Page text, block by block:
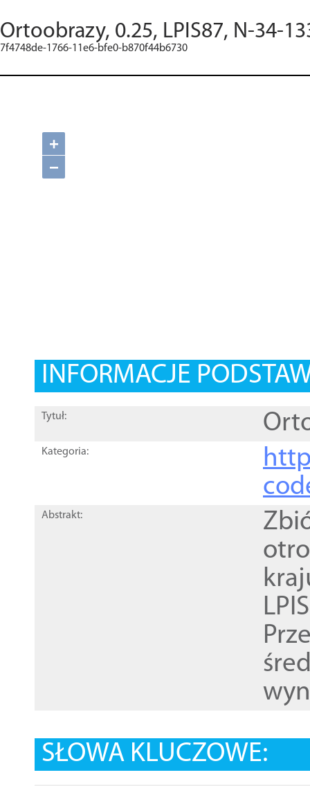
Ortoobrazy, 0.25, LPIS87, N-34-
7f4748de-1766-11e6-bfe0-b870f44b6730
+
−
INFORMACJE
Tytuł:
Kategoria:
Abstrakt:
SŁOWA KLUCZOWE: